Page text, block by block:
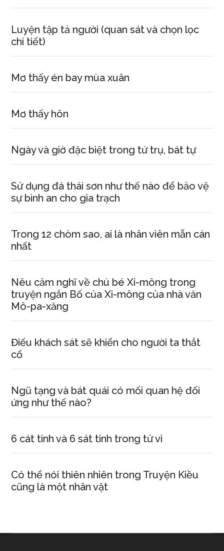
Luyện tập tả người (quan sát và chọn lọc
chi tiết)
Mơ thấy én bay mùa xuân
Mơ thấy hôn
Ngày và giờ đặc biệt trong tứ trụ, bát tự
Sử dụng đá thái sơn như thế nào để bảo vệ
sự bình an cho gia trạch
Trong 12 chòm sao, ai là nhân viên mẫn cán
nhất
Nêu cảm nghĩ về chú bé Xi-mông trong
truyện ngắn Bố của Xi-mông của nhà văn
Mô-pa-xăng
Điếu khách sát sẽ khiển cho người ta thắt
cổ
Ngũ tạng và bát quái có mối quan hệ đối
ứng như thế nào?
6 cát tinh và 6 sát tinh trong tử vi
Có thể nói thiên nhiên trong Truyện Kiều
cũng là một nhân vật